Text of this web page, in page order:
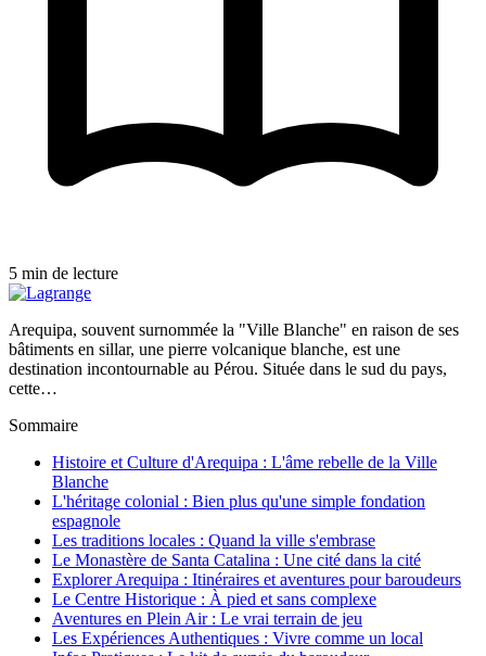
5 min de lecture
Arequipa, souvent surnommée la "Ville Blanche" en raison de ses
bâtiments en sillar, une pierre volcanique blanche, est une
destination incontournable au Pérou. Située dans le sud du pays,
cette…
Sommaire
Histoire et Culture d'Arequipa : L'âme rebelle de la Ville
Blanche
L'héritage colonial : Bien plus qu'une simple fondation
espagnole
Les traditions locales : Quand la ville s'embrase
Le Monastère de Santa Catalina : Une cité dans la cité
Explorer Arequipa : Itinéraires et aventures pour baroudeurs
Le Centre Historique : À pied et sans complexe
Aventures en Plein Air : Le vrai terrain de jeu
Les Expériences Authentiques : Vivre comme un local